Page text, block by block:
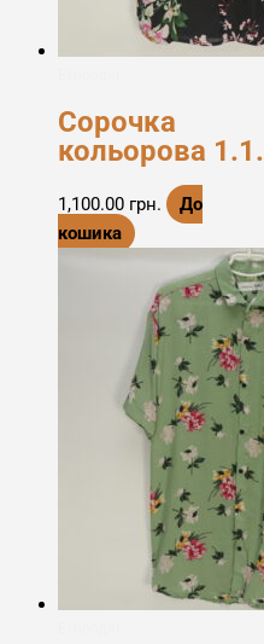
Сорочка
кольорова 1.1.
1,100.00 грн.
До
кошика